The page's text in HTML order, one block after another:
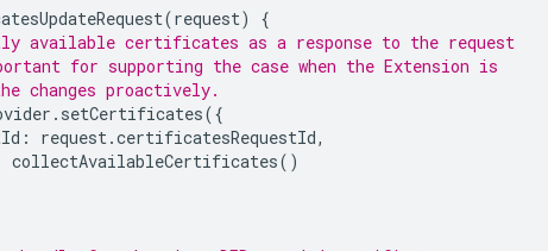
(request)
{
available certificates as a response to the request
for supporting the case when the Extension is
changes proactively.
. setCertificates({
: request.certificatesRequestId,
collectAvailableCertificates()